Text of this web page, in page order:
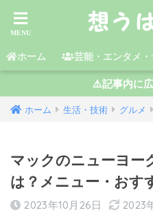
ホーム 芸能・エンタメ
⚠️記事内に
ホーム 生活・技術 グルメ
マックのニューヨー
は？メニュー・おす
2023年10月26日 2023